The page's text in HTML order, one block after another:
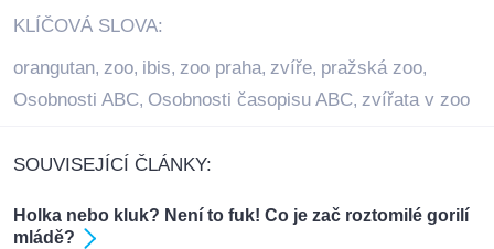
KLÍČOVÁ SLOVA:
orangutan, zoo, ibis, zoo praha, zvíře, pražská zoo,
Osobnosti ABC, Osobnosti časopisu ABC, zvířata v zoo
SOUVISEJÍCÍ ČLÁNKY:
Holka nebo kluk? Není to fuk! Co je zač roztomilé gorilí
mládě?